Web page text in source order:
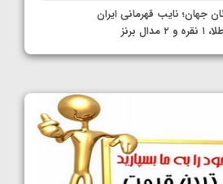
جهان؛ نایب قهرمانی ایران
جهان؛ فراستی و اسمعلی